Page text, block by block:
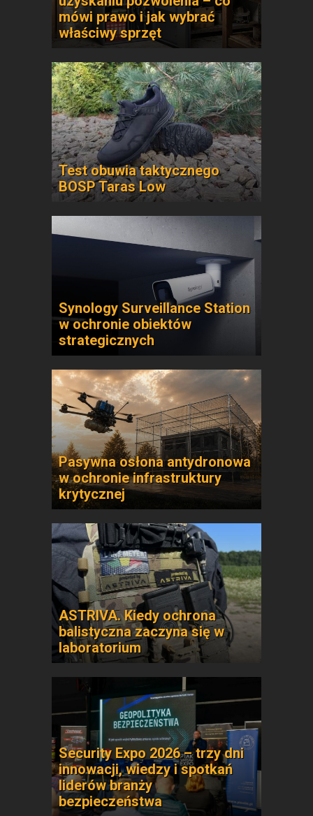
mówi prawo i jak wybrać
właściwy sprzęt
Test obuwia taktycznego
BOSP Taras Low
Synology Surveillance Station
w ochronie obiektów
strategicznych
Pasywna osłona antydronowa
w ochronie infrastruktury
krytycznej
ASTRIVA. Kiedy ochrona
balistyczna zaczyna się w
laboratorium
Security Expo 2026 – trzy dni
innowacji, wiedzy i spotkań
liderów branży
bezpieczeństwa